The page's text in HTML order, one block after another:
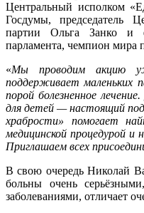
Центральный исполком
Госдумы, председатель
партии Ольга Занко и
парламента, чемпион мира
«Мы проводим акцию
поддерживает маленьких
порой болезненное
для детей — настоящий
храбрости» помогает
медицинской процедурой
Приглашаем всех
В свою очередь Николай
больны очень
заболеваниями, отличает